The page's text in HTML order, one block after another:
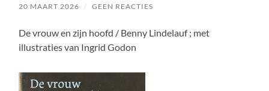
20 MAART 2026 / GEEN REACTIES
De vrouw en zijn hoofd / Benny Lindelauf ; met
illustraties van Ingrid Godon